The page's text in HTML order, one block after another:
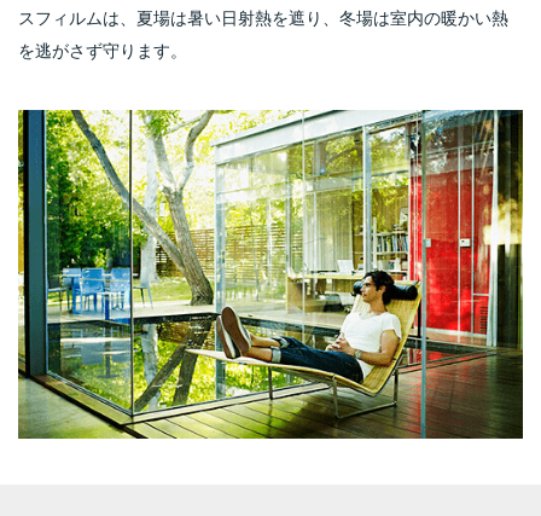
スフィルムは、夏場は暑い日射熱を遮り、冬場は室内の暖かい熱
を逃がさず守ります。